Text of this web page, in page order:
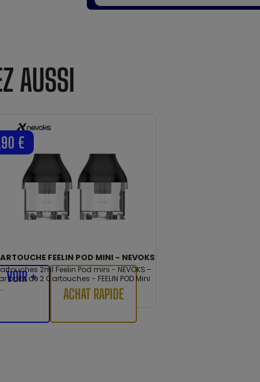
AUSSI
FEELIN POD MINI - NEVOKS
2ml Feelin Pod mini - NEVOKS -
boîte de 2 Cartouches - FEELIN POD Mini
€
VOIR +
ACHAT RAPIDE